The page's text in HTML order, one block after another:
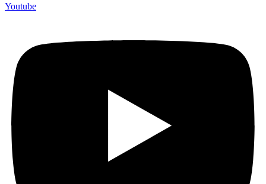
Youtube